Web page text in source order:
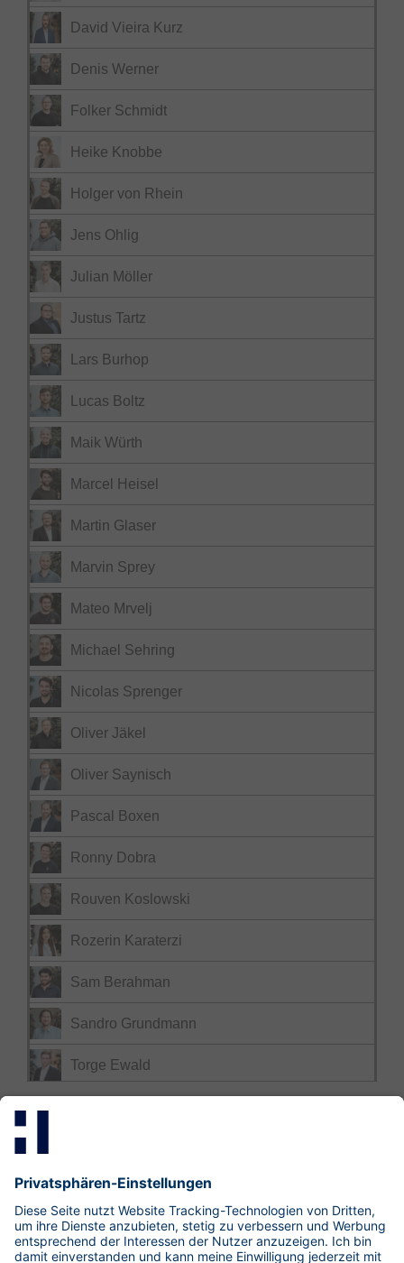
David Vieira Kurz
Denis Werner
Folker Schmidt
Heike Knobbe
Holger von Rhein
Jens Ohlig
Julian Möller
Justus Tartz
Lars Burhop
Lucas Boltz
Maik Würth
Marcel Heisel
Martin Glaser
Marvin Sprey
Mateo Mrvelj
Michael Sehring
Nicolas Sprenger
Oliver Jäkel
Oliver Saynisch
Pascal Boxen
Ronny Dobra
Rouven Koslowski
Rozerin Karaterzi
Sam Berahman
Sandro Grundmann
Torge Ewald
Mastodon
LinkedIn